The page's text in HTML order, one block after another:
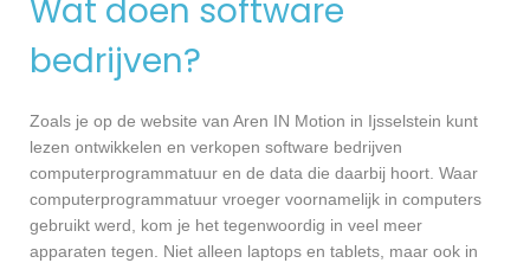
Wat doen software
bedrijven?
Zoals je op de website van Aren IN Motion in Ijsselstein kunt
lezen ontwikkelen en verkopen software bedrijven
computerprogrammatuur en de data die daarbij hoort. Waar
computerprogrammatuur vroeger voornamelijk in computers
gebruikt werd, kom je het tegenwoordig in veel meer
apparaten tegen. Niet alleen laptops en tablets, maar ook in